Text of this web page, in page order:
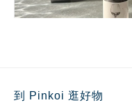
到 Pinkoi 逛好物